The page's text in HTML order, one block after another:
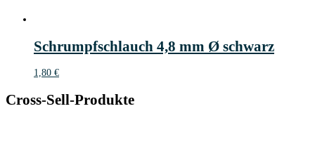
Schrumpfschlauch 4,8 mm Ø schwarz
1,80 €
Cross-Sell-Produkte